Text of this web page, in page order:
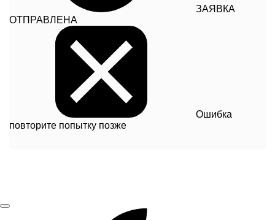
ЗАЯВКА
ОТПРАВЛЕНА
Ошибка
повторите попытку позже